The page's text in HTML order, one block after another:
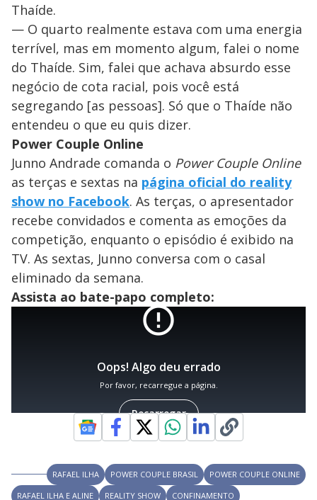
Thaíde.
— O quarto realmente estava com uma energia
terrível, mas em momento algum, falei o nome
do Thaíde. Sim, falei que achava absurdo esse
negócio de cota racial, pois você está
segregando [as pessoas]. Só que o Thaíde não
entendeu o que eu quis dizer.
Power Couple Online
Junno Andrade comanda o Power Couple Online
as terças e sextas na página oficial do reality
show no Facebook. As terças, o apresentador
recebe convidados e comenta as emoções da
competição, enquanto o episódio é exibido na
TV. As sextas, Junno conversa com o casal
eliminado da semana.
Assista ao bate-papo completo:
RAFAEL ILHA POWER COUPLE BRASIL
POWER COUPLE ONLINE
RAFAEL ILHA E ALINE
REALITY SHOW CONFINAMENTO